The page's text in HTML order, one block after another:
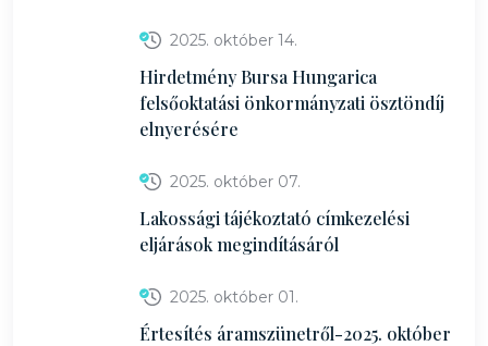
2025. október 14.
Hirdetmény Bursa Hungarica
felsőoktatási önkormányzati ösztöndíj
elnyerésére
2025. október 07.
Lakossági tájékoztató címkezelési
eljárások megindításáról
2025. október 01.
Értesítés áramszünetről-2025. október